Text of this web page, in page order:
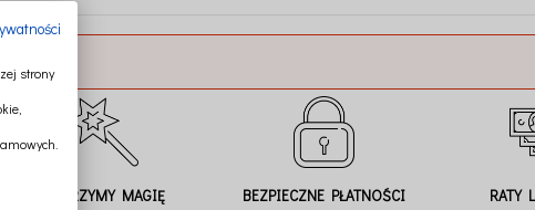
TWORZYMY MAGIĘ BEZPIECZNE PŁATNOŚCI RATY
strony